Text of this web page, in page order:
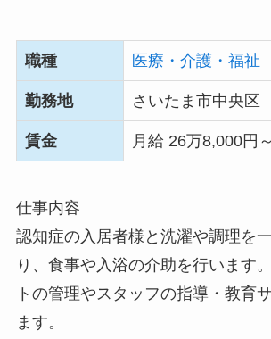
職種 医療・介護・福祉
勤務地 さいたま市中央区
賃金 月給 26万8,000円
仕事内容
認知症の入居者様と洗濯や調理を
り、食事や入浴の介助を行います
トの管理やスタッフの指導・教育
ます。